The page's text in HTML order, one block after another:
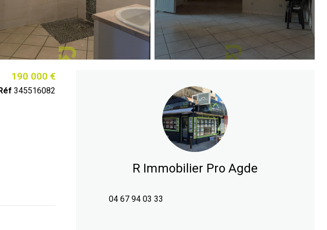
190 000 €
345516082
R Immobilier Pro Agde
04 67 94 03 33